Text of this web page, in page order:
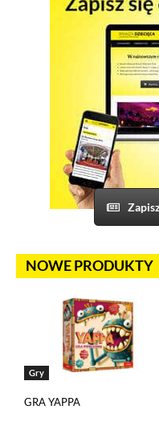
NOWE PRODUKTY
Gry
GRA YAPPA